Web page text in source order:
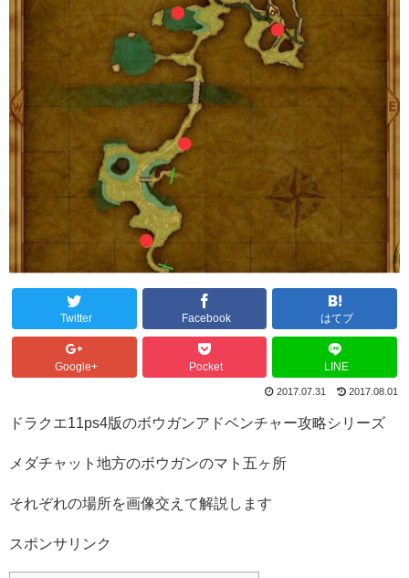
Twitter Facebook はてブ
Google+ Pocket LINE
2017.07.31 2017.08.01
ドラクエ11ps4版のボウガンアドベンチャー攻略シリーズ
メダチャット地方のボウガンのマト五ヶ所
それぞれの場所を画像交えて解説します
スポンサリンク